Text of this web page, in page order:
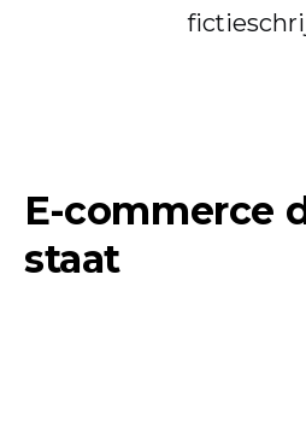
E-commerce
staat